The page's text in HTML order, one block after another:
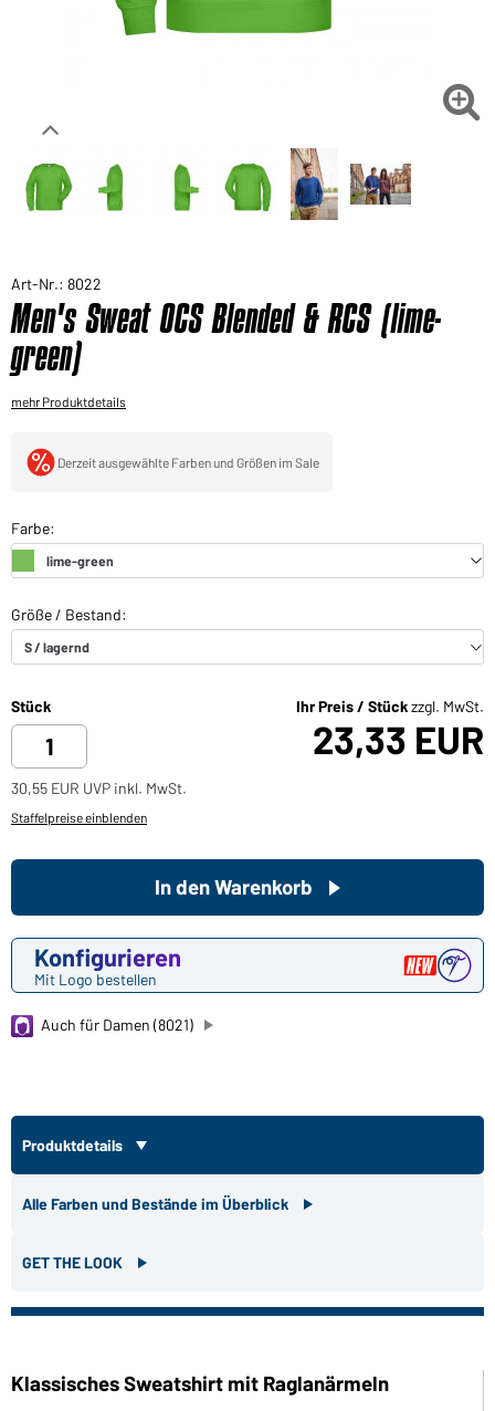
Sie möchten gerne für Ihren privaten Bedarf

Art-Nr.: 8022
Men's Sweat OCS Blended & RCS (lime-
green)
mehr Produktdetails
Derzeit ausgewählte Farben und Größen im Sale
Stück Ihr Preis / Stückzzgl. MwSt.
23,33 EUR
30,55 EUR UVP inkl. MwSt.
Staffelpreise einblenden
Konfigurieren
Mit Logo bestellen
In den Warenkorb
Auch für Damen (8021)
Produktdetails
Alle Farben und Bestände im Überblick
GET THE LOOK
Klassisches Sweatshirt mit Raglanärmeln